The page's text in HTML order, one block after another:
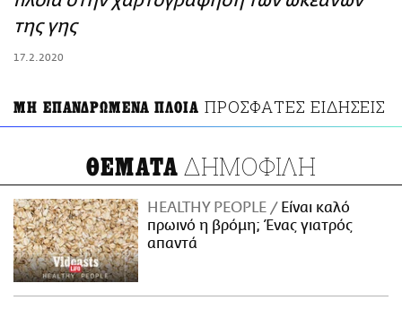
ΑΜΠΑ
της γης
17.2.2020
ΜΗ ΕΠΑΝΔΡΩΜΕΝΑ ΠΛΟΙΑ ΠΡΟΣΦΑΤΕΣ ΕΙΔΗΣΕΙΣ
ΘΕΜΑΤΑ ΔΗΜΟΦΙΛΗ
HEALTHY PEOPLE
Είναι καλό
πρωινό η βρόμη; Ένας γιατρός
απαντά